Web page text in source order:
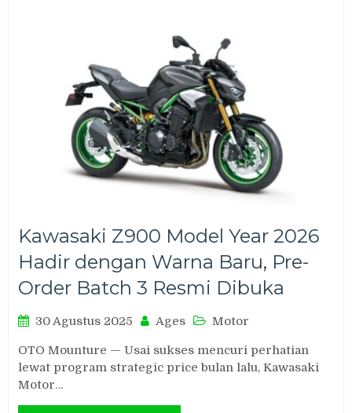
Kawasaki Z900 Model Year 2026
Hadir dengan Warna Baru, Pre-
Order Batch 3 Resmi Dibuka
30 Agustus 2025 Ages Motor
OTO Mounture — Usai sukses mencuri perhatian
lewat program strategic price bulan lalu, Kawasaki
Motor…